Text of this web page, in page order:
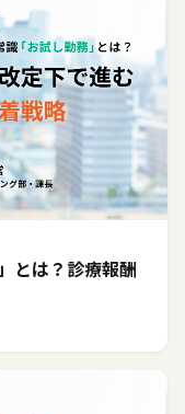
とは？診療報酬